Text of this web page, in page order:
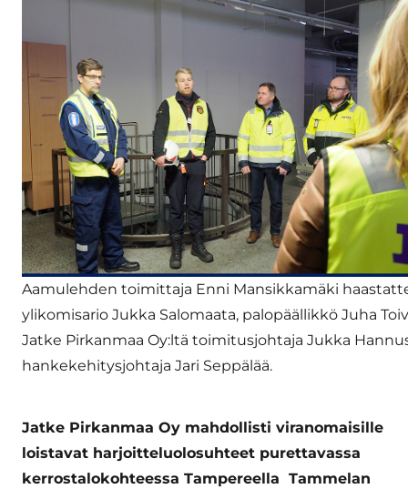
Aamulehden toimittaja Enni Mansikkamäki
ylikomisario Jukka Salomaata, palopäällikkö Juha
Jatke Pirkanmaa Oy:ltä toimitusjohtaja Jukka
hankekehitysjohtaja Jari Seppälää.
Jatke Pirkanmaa Oy mahdollisti viranomaisille
loistavat harjoitteluolosuhteet purettavassa
kerrostalokohteessa Tampereella Tammelan